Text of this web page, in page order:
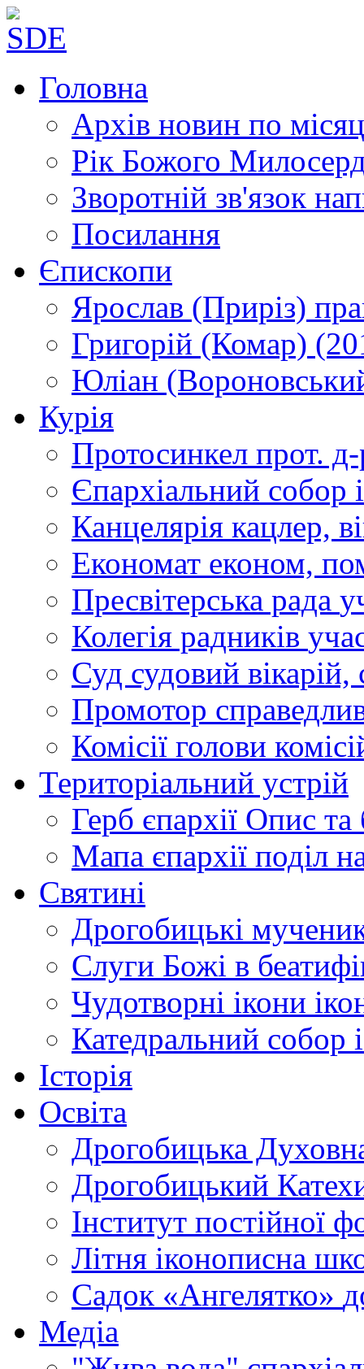
Головна
Архів новин по
Рік Божого
Зворотній зв'язок
Посилання
Єпископи
Ярослав (Приріз)
Григорій (Комар)
Юліан
Курія
Протосинкел прот.
Єпархіальний собор
Канцелярія кацлер,
Економат економ,
Пресвітерська рада
Колегія радників
Суд судовий вікарій,
Промотор
Комісії голови
Територіальний устрій
Герб єпархії Опис та
Мапа єпархії поділ
Святині
Дрогобицькі
Слуги Божі в
Чудотворні ікони
Катедральний собор
Історія
Освіта
Дрогобицька
Дрогобицький
Інститут постійної
Літня іконописна
Садок «Ангелятко»
Медіа